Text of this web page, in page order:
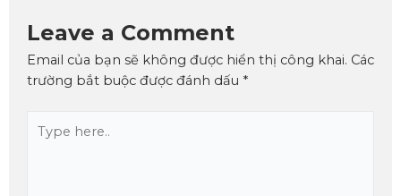
Leave a Comment
Email của bạn sẽ không được hiển thị công khai. Các
trường bắt buộc được đánh dấu *